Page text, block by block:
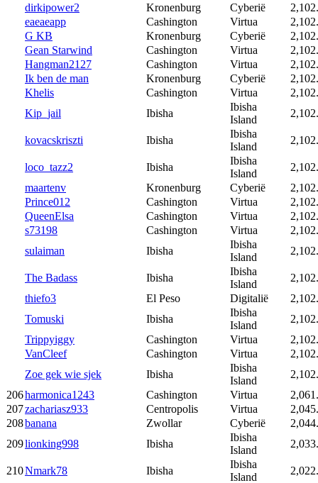
dirkipower2
Kronenburg Cyberië
eaeaeapp
Cashington Virtua
G KB
Kronenburg Cyberië
Gean Starwind
Cashington Virtua
Hangman2127
Cashington Virtua
Ik ben de man
Kronenburg Cyberië
Khelis
Cashington Virtua
Kip_jail
Ibisha
Ibisha
Island
kovacskriszti Ibisha
Ibisha
Island
loco_tazz2 Ibisha
Ibisha
Island
maartenv
Kronenburg Cyberië
Prince012
Cashington Virtua
QueenElsa
Cashington Virtua
s73198
Cashington Virtua
sulaiman
Ibisha
Ibisha
Island
The Badass Ibisha
Ibisha
Island
thiefo3
El Peso Digitalië
Tomuski
Ibisha
Ibisha
Island
Trippyiggy
Cashington Virtua
VanCleef
Cashington Virtua
Zoe gek wie sjek
Ibisha
Ibisha
Island
206harmonica1243 Cashington Virtua
207zachariasz933 Centropolis Virtua
208banana Zwollar Cyberië
209lionking998 Ibisha
Ibisha
Island
210Nmark78 Ibisha
Ibisha
Island